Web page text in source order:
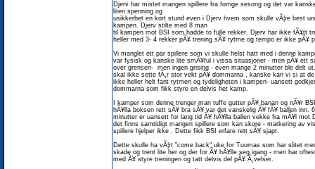
Djerv har mistet mangen spillere fra forrige sesong og det var
liten spenning og
usikkerhet en kort stund even i Djerv hvem som skulle vÃ¦re best
kampen. Djerv stilte med 8 man
til kampen mot BSI som hadde to fulle rekker. Djerv har ikke fÃ¥tt
heller med 3- 4 rekker pÃ¥ trening sÃ¥ rytme og tempo er ikke pÃ¥
Vi manglet ett par spillere som vi skulle helst hatt med i denne
var fysisk og kanske lite smÃ¥ful i vissa situasjoner - men pÃ¥ ett
over grensen- men ingen grising - even mange 2 minutter ble delt
skal ikke sette fÃ¸r stor vekt pÃ¥ dommarna , kanske kan vi si at de
ikke heller helt fant rytmen og tydeligheten i kampen- uansett
dommarna som fikk styre en delvis het kamp.
I kamper som denne trenger man tuffe gutter pÃ¥ banan og nÃ¥r
hÃ¥lla boksen rett sÃ¥ bra sÃ¥ var det vanskelig Ã¥ fÃ¥ ballen inn.
minutter er uansett for lang tid Ã¥ hÃ¥lla ballen vekke fra mÃ¥l mot
det finns samtidigt mangen spillere som kan skore - markering av
spillere hjelper ikke . Dette fikk BSI erfare rett sÃ¥ sjapt.
Dette skulle ha vÃ¦rt "come back" uke for Tuomas som har slitet
skade og trent lite her og der for Ã¥ hÃ¥lle seg igang - men har
med Ã¥ styre treningen og tatt delvis del pÃ¥ Ã¸velser.